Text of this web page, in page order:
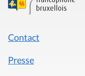
Contact
Presse